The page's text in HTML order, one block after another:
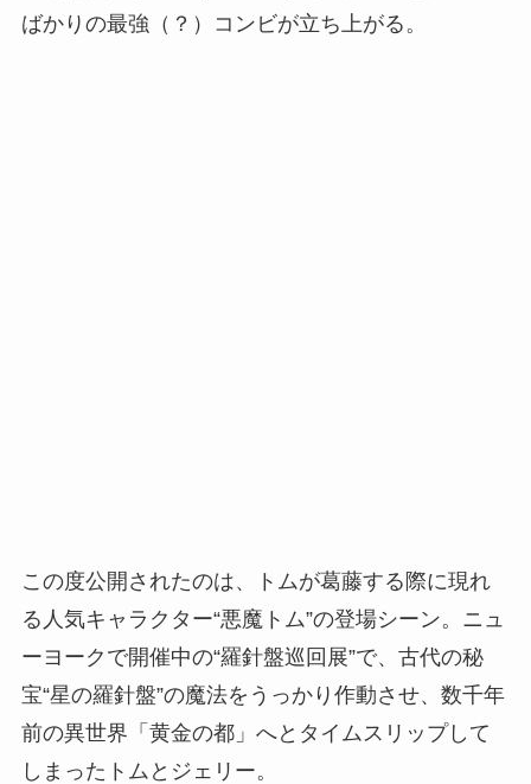
ばかりの最強（？）コンビが立ち上がる。
この度公開されたのは、トムが葛藤する際に現れ
る人気キャラクター“悪魔トム”の登場シーン。ニュ
ーヨークで開催中の“羅針盤巡回展”で、古代の秘
宝“星の羅針盤”の魔法をうっかり作動させ、数千年
前の異世界「黄金の都」へとタイムスリップして
しまったトムとジェリー。